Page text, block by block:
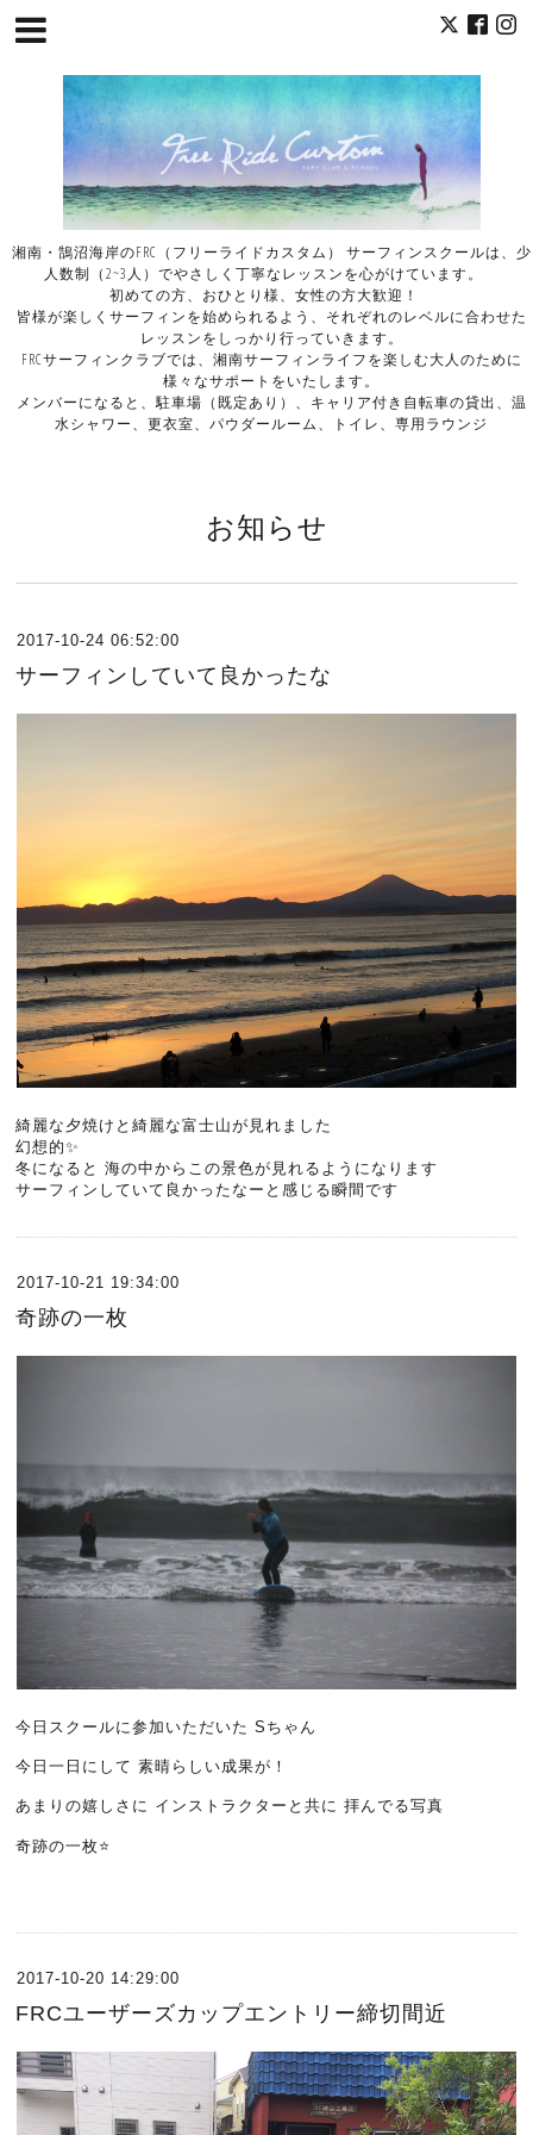
湘南・鵠沼海岸のFRC（フリーライドカスタム） サーフィンスクールは、少
人数制（2~3人）でやさしく丁寧なレッスンを心がけています。
初めての方、おひとり様、女性の方大歓迎！
皆様が楽しくサーフィンを始められるよう、それぞれのレベルに合わせた
レッスンをしっかり行っていきます。
FRCサーフィンクラブでは、湘南サーフィンライフを楽しむ大人のために
様々なサポートをいたします。
メンバーになると、駐車場（既定あり）、キャリア付き自転車の貸出、温
水シャワー、更衣室、パウダールーム、トイレ、専用ラウンジ
お知らせ
2017-10-24 06:52:00
サーフィンしていて良かったな
綺麗な夕焼けと綺麗な富士山が見れました
幻想的✨
冬になると 海の中からこの景色が見れるようになります
サーフィンしていて良かったなーと感じる瞬間です
2017-10-21 19:34:00
奇跡の一枚
今日スクールに参加いただいた Sちゃん
今日一日にして 素晴らしい成果が！
あまりの嬉しさに インストラクターと共に 拝んでる写真
奇跡の一枚⭐️
2017-10-20 14:29:00
FRCユーザーズカップエントリー締切間近